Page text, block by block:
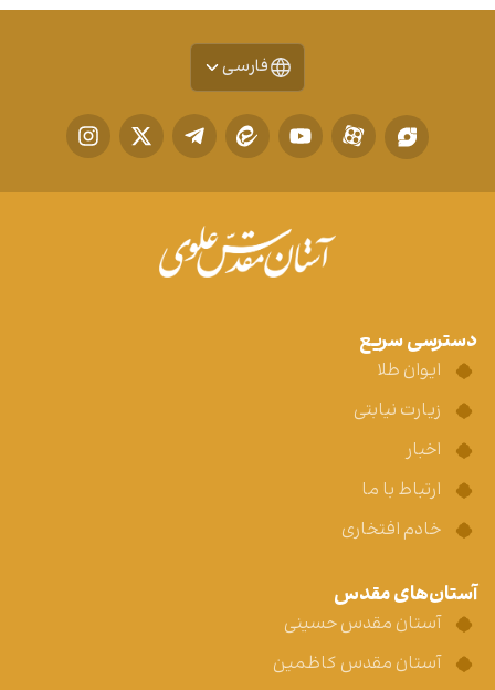
فارسی
دسترسی سریع
ایوان طلا
زیارت نیابتی
اخبار
ارتباط با ما
خادم افتخاری
آستان‌های مقدس
آستان مقدس حسینی
آستان مقدس کاظمین